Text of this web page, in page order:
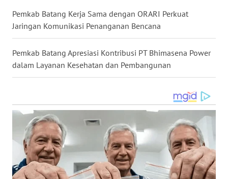
Pemkab Batang Kerja Sama dengan ORARI Perkuat
Jaringan Komunikasi Penanganan Bencana
Pemkab Batang Apresiasi Kontribusi PT Bhimasena Power
dalam Layanan Kesehatan dan Pembangunan
WN
WN
KALTIM
WN
SULSEL
WN
GORONTALO